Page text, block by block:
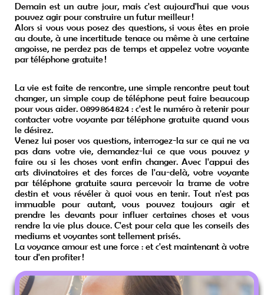
Demain est un autre jour, mais c'est aujourd'hui que vous
pouvez agir pour construire un futur meilleur !
Alors si vous vous posez des questions, si vous êtes en proie
au doute, à une incertitude tenace ou même à une certaine
angoisse, ne perdez pas de temps et appelez votre voyante
par téléphone gratuite !
La vie est faite de rencontre, une simple rencontre peut tout
changer, un simple coup de téléphone peut faire beaucoup
pour vous aider. 0899 864 824 : c'est le numéro à retenir pour
contacter votre voyante par téléphone gratuite quand vous
le désirez.
Venez lui poser vos questions, interrogez-la sur ce qui ne va
pas dans votre vie, demandez-lui ce que vous pouvez y
faire ou si les choses vont enfin changer. Avec l'appui des
arts divinatoires et des forces de l'au-delà, votre voyante
par téléphone gratuite saura percevoir la trame de votre
destin et vous révéler à quoi vous en tenir. Tout n'est pas
immuable pour autant, vous pouvez toujours agir et
prendre les devants pour influer certaines choses et vous
rendre la vie plus douce. C'est pour cela que les conseils des
mediums et voyantes sont tellement prisés.
La voyance amour est une force : et c'est maintenant à votre
tour d'en profiter !